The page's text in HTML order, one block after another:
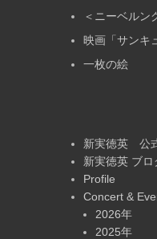
＜ニーベルン
映画「サンキ
一枚の絵
新実徳英 公
新実徳英 ブロ
Profile
Concert &
2026年
2025年